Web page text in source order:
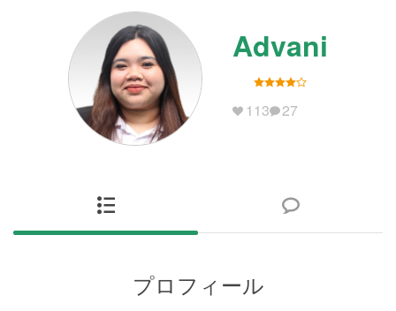
Advani
113 27
プロフィール